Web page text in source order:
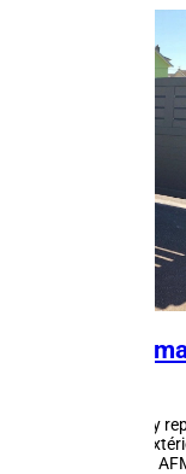
: un
aluminium à Nancy
pour sécuriser son
soignée. Chez